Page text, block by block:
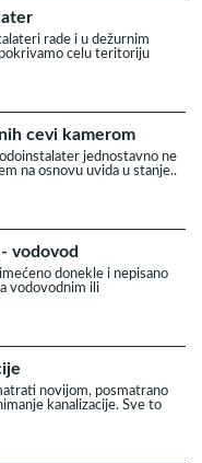
rade i u dežurnim
celu teritoriju
cevi kamerom
jednostavno ne
na osnovu uvida u stanje..
vodovod
donekle i nepisano
vodovodnim ili
novijom, posmatrano
kanalizacije. Sve to